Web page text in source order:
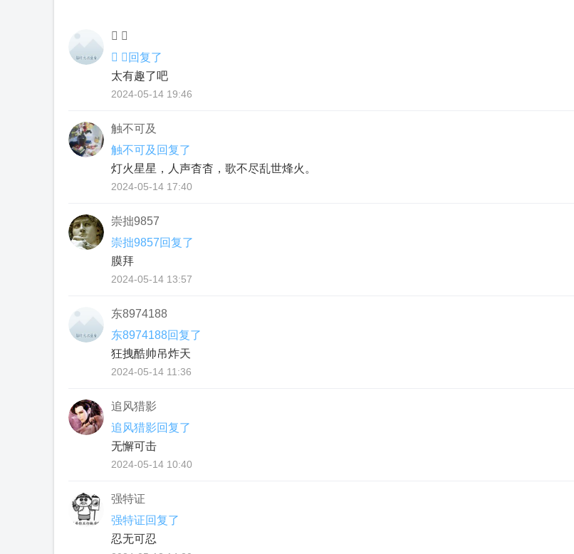
 
 回复了
太有趣了吧
2024-05-14 19:46
触不可及
触不可及回复了
灯火星星，人声杳杳，歌不尽乱世烽火。
2024-05-14 17:40
崇拙9857
崇拙9857回复了
膜拜
2024-05-14 13:57
东8974188
东8974188回复了
狂拽酷帅吊炸天
2024-05-14 11:36
追风猎影
追风猎影回复了
无懈可击
2024-05-14 10:40
强特证
强特证回复了
忍无可忍